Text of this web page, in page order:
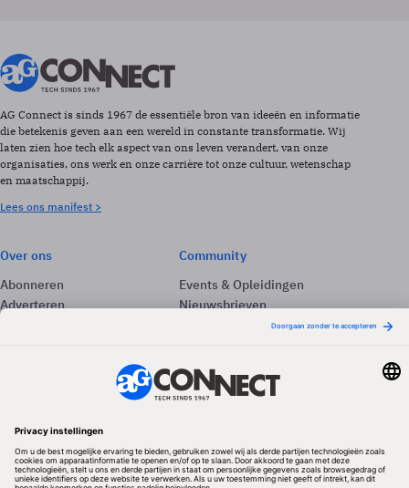
AG Connect is sinds 1967 de essentiële bron van ideeën en informatie
die betekenis geven aan een wereld in constante transformatie. Wij
laten zien hoe tech elk aspect van ons leven verandert, van onze
organisaties, ons werk en onze carrière tot onze cultuur, wetenschap
en maatschappij.
Lees ons manifest >
Over ons
Abonneren
Adverteren
Community
Events & Opleidingen
Nieuwsbrieven
Volg ons